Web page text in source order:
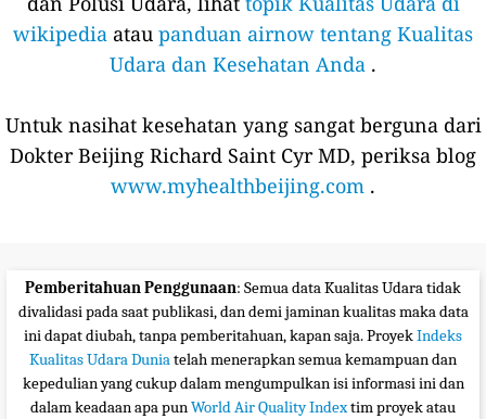
wikipedia atau panduan airnow tentang Kualitas
Udara dan Kesehatan Anda .
Untuk nasihat kesehatan yang sangat berguna dari
Dokter Beijing Richard Saint Cyr MD, periksa blog
www.myhealthbeijing.com .
Pemberitahuan Penggunaan: Semua data Kualitas Udara tidak
divalidasi pada saat publikasi, dan demi jaminan kualitas maka data
ini dapat diubah, tanpa pemberitahuan, kapan saja. ProyekIndeks
Kualitas Udara Duniatelah menerapkan semua kemampuan dan
kepedulian yang cukup dalam mengumpulkan isi informasi ini dan
dalam keadaan apa punWorld Air Quality Indextim proyek atau